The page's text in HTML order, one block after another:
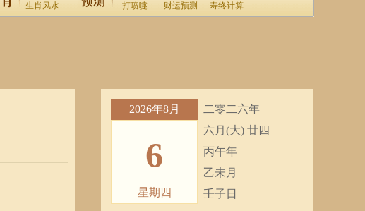
生肖风水
打喷嚏
财运预测 寿终计算
2026年8月
6
星期四
二零二六年
六月(大) 廿四
丙午年
乙未月
壬子日